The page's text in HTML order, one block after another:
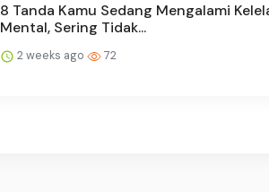
8 Tanda Kamu Sedang Mengalami
Mental, Sering Tidak...
2 weeks ago 72